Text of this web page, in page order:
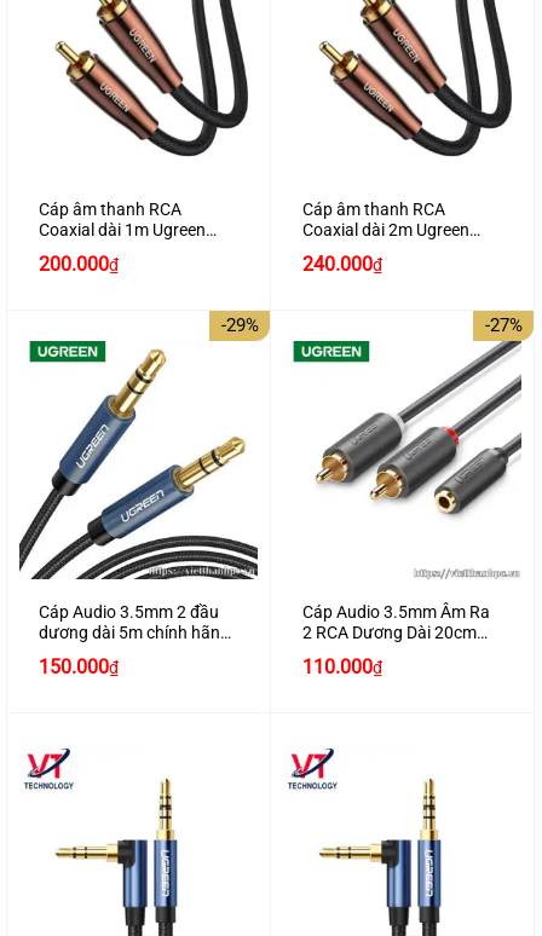
Cáp âm thanh RCA
Coaxial dài 1m Ugreen
200.000₫
Cáp âm thanh RCA
Coaxial dài 2m Ugreen
240.000₫
-29%
Cáp Audio 3.5mm 2 đầu
dương dài 5m chính hãng
Giá
150.000₫Giá
hiện
-27%
Cáp Audio 3.5mm Âm Ra
2 RCA Dương Dài 20cm
10561
Giá
110.000₫Giá
hiện